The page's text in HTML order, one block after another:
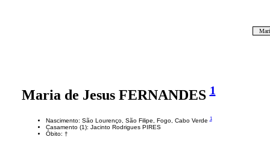
Maria de Jesus FERNANDES1
Nascimento: São Lourenço, São Filipe, Fogo, Cabo Verde1
Casamento (1): Jacinto Rodrigues PIRES
Óbito: †